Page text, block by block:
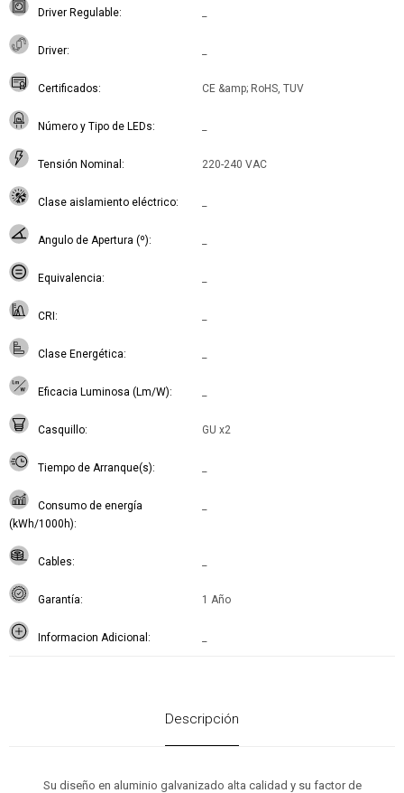
Driver Regulable
Driver
Certificados CE &amp; RoHS, TUV
Número y Tipo de LEDs
Tensión Nominal 220-240 VAC
Clase aislamiento eléctrico
Angulo de Apertura (º)
Equivalencia
CRI
Clase Energética
Eficacia Luminosa (Lm/W)
Casquillo GU x2
Tiempo de Arranque(s)
Consumo de energía
(kWh/1000h)
Cables
Garantía 1 Año
Informacion Adicional
Descripción
Su diseño en aluminio galvanizado alta calidad y su factor de